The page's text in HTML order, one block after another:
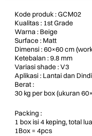
Kode produk : GCM02
Kualitas : 1st Grade
Warna : Beige
Surface : Matt
Dimensi : 60×60 cm
Ketebalan : 9.8 mm
Variasi shade : V3
Aplikasi : Lantai dan
Berat :
30 kg per box (ukuran
Packing :
1 box isi 4 keping, total
1Box = 4pcs